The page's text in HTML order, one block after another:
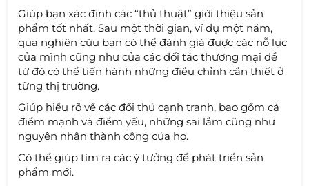
Giúp bạn xác định các “thủ thuật” giới thiệu sản
phẩm tốt nhất. Sau một thời gian, ví dụ một năm,
qua nghiên cứu bạn có thể đánh giá được các nỗ lực
của mình cũng như của các đối tác thương mại để
từ đó có thể tiến hành những điều chỉnh cần thiết ở
từng thị trường.
Giúp hiểu rõ về các đối thủ cạnh tranh, bao gồm cả
điểm mạnh và điểm yếu, những sai lầm cũng như
nguyên nhân thành công của họ.
Có thể giúp tìm ra các ý tưởng để phát triển sản
phẩm mới.